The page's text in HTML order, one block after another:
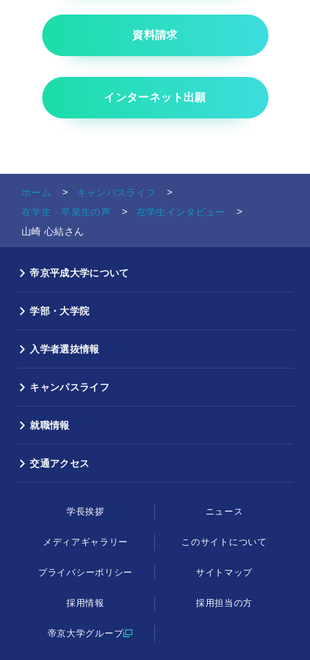
資料請求
インターネット出願
ホーム
キャンパスライフ
在学生・卒業生の声
在学生インタビュー
山崎 心結さん
帝京平成大学について
学部・大学院
入学者選抜情報
キャンパスライフ
就職情報
交通アクセス
学長挨拶 ニュース
メディアギャラリー このサイトについて
プライバシーポリシー サイトマップ
採用情報 採用担当の方
帝京大学グループ